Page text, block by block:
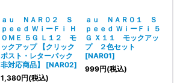
ａｕ ＮＡＲ０２ Ｓ
ｐｅｅｄ ＷｉーＦｉ Ｈ
ＯＭＥ ５Ｇ Ｌ１２ モ
ックアップ 【クリック
ポスト・レターパック
非対応商品】
[NAR02]
1,380円(税込)
ａｕ ＮＡＲ０１ Ｓ
ｐｅｅｄ ＷｉーＦｉ ５
Ｇ Ｘ１１ モックアッ
プ ２色セット
[NAR01]
999円(税込)